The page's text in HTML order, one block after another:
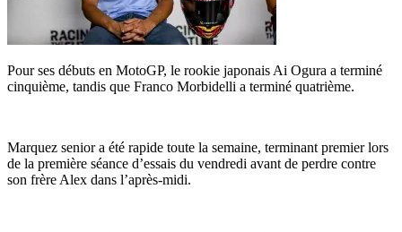
Pour ses débuts en MotoGP, le rookie japonais Ai Ogura a terminé
cinquième, tandis que Franco Morbidelli a terminé quatrième.
Marquez senior a été rapide toute la semaine, terminant premier lors
de la première séance d’essais du vendredi avant de perdre contre
son frère Alex dans l’après-midi.